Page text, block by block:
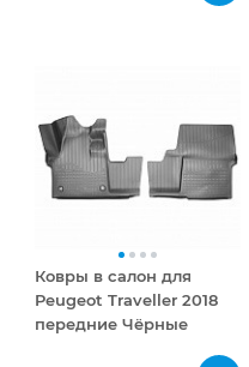
Ковры в салон для
Peugeot Traveller 2018
передние Чёрные